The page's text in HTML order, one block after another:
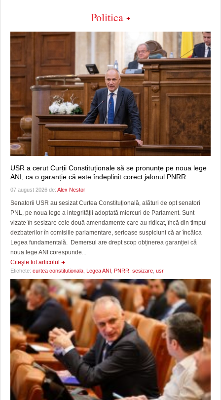
Politica
USR a cerut Curții Constituționale să se pronunțe pe noua lege
ANI, ca o garanție că este îndeplinit corect jalonul PNRR
07 august 2026 de: Alex Nestor
Senatorii USR au sesizat Curtea Constituțională, alături de opt senatori
PNL, pe noua lege a integrității adoptată miercuri de Parlament. Sunt
vizate în sesizare cele două amendamente care au ridicat, încă din timpul
dezbaterilor în comisiile parlamentare, serioase suspiciuni că ar încălca
Legea fundamentală. Demersul are drept scop obținerea garanției că
noua lege ANI corespunde...
Citeşte tot articolul
Etichete: curtea constitutionala Legea ANI PNRR sesizare usr